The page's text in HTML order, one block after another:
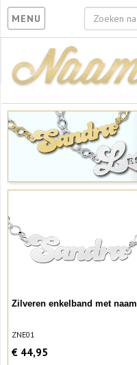
Toggle
navigation
MENU
Zilveren enkelband met naam
ZNE01
€ 44,95